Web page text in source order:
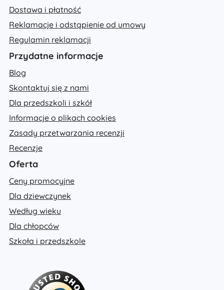
Dostawa i płatność
Reklamacje i odstąpienie od umowy
Regulamin reklamacji
Przydatne informacje
Blog
Skontaktuj się z nami
Dla przedszkoli i szkół
Informacje o plikach cookies
Zasady przetwarzania recenzji
Recenzje
Oferta
Ceny promocyjne
Dla dziewczynek
Według wieku
Dla chłopców
Szkoła i przedszkole